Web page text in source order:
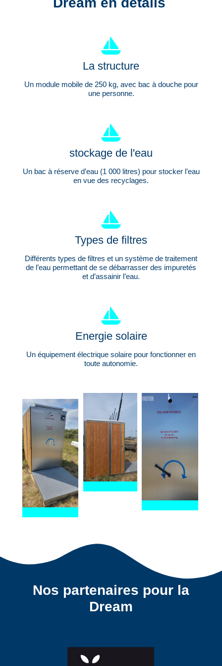
La structure
Un module mobile de 250 kg, avec bac à douche pour
une personne.
stockage de l'eau
Un bac à réserve d’eau (1 000 litres) pour stocker l’eau
en vue des recyclages.
Types de filtres
Différents types de filtres et un système de traitement
de l’eau permettant de se débarrasser des impuretés
et d’assainir l’eau.
Energie solaire
Un équipement électrique solaire pour fonctionner en
toute autonomie.
Nos partenaires pour la
Dream